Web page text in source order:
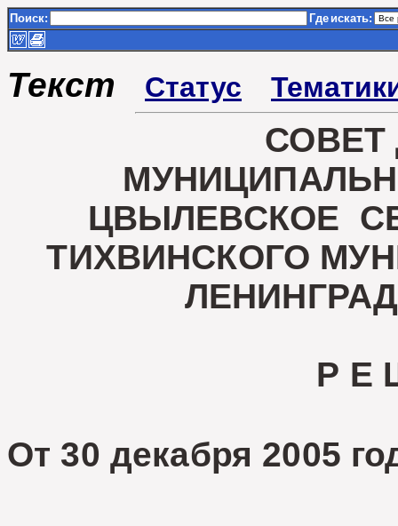
Поиск: Где искать:
Текст Статус
СОВЕТ
ЦВЫЛЕВСКОЕ
ТИХВИНСКОГО
Р Е
От 30 декабря 2005